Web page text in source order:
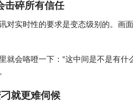
击碎所有信任
对实时性的要求是变态级别的。画
就会咯噔一下：“这中间是不是有什
就更难伺候